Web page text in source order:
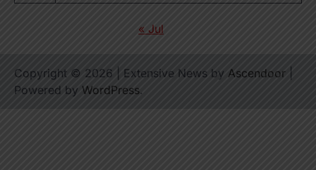
« Jul
Copyright © 2026 | Extensive News by Ascendoor
Powered by WordPress.